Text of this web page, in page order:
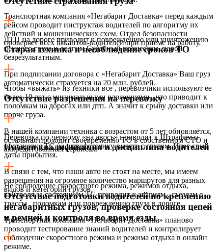
Транспортная компания «Негабарит Доставка» перед каждым
рейсом проводит инструктаж водителей по алгоритму их
действий и мошеннических схем. Отдел безопасности
проверяет всех вакантов-водителей при приеме на работу.
ДТП на дороге приводит к повреждению или уничтожению
ценного груза и долгим Судебный процессам, порой
безрезультатным.
При подписании договора с «Негабарит Доставка» Ваш груз
автоматически страхуется на 20 млн. рублей.
Старая техника и несоблюдение сроков ТО
Чтобы «выжать» из техники все , перевозчики используют ее
более 10 лет с минимальными вложениями,, что приводит к
поломкам на дорогах или дтп. А значит к срыву доставки или
порче груза.
В нашей компании техника с возрастом от 5 лет обновляется,
остальная проходит своевременно ТО в собственном СТО и
аккредитованных сервисах.
Отсутствие разрешения на перевозку
Перевозка по-черному «на авось» приводит к Штрафам и
постановке ТС на штрафстоянку вместе с грузом. Итог срыв
даты прибытия.
В связи с тем, что наши авто не стоят на месте, мы имеем
разрешения на огромное количество маршрутов для разных
видов и категорий грузов.
Низкая квалификация и дисциплина водителей
Не соблюдение скоростного режима, режимов отдыха,
контроля за состоянием ТС приводит к авариям , съездам с
трассы , поломкам или повреждению груза в дороге.
Транспортная компания «Негабарит Доставка» планово
проводит тестирование знаний водителей и контролирует
соблюдение скоростного режима и режима отдыха в онлайн
режиме.
Отсутствие подготовки водителей по креплению
негабаритных грузов, проверке состояния цепей
и ремней и контроля во время езды